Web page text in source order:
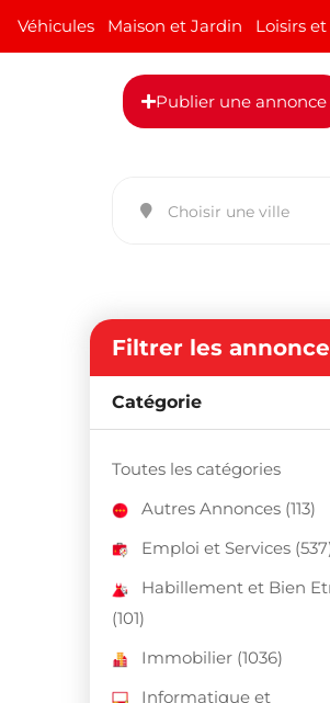
Véhicules Maison et Jardin Loisirs
Publier une annonce
Filtrer les
Catégorie
Toutes les catégories
Autres Annonces (113)
Emploi et Services
Habillement et Bien
(101)
Immobilier (1036)
Informatique et